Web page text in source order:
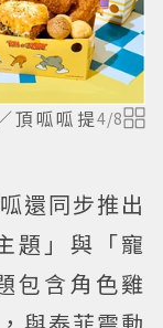
頂呱呱提4/8
還同步推出
題」與「寵
包含角色雞